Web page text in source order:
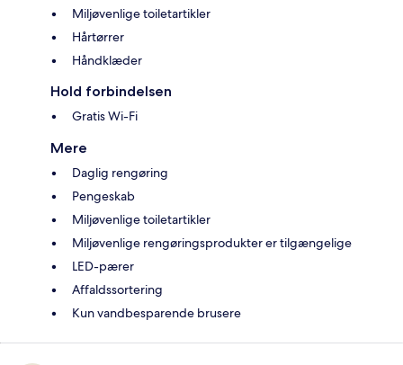
Miljøvenlige toiletartikler
Hårtørrer
Håndklæder
Hold forbindelsen
Gratis Wi-Fi
Mere
Daglig rengøring
Pengeskab
Miljøvenlige toiletartikler
Miljøvenlige rengøringsprodukter er tilgængelige
LED-pærer
Affaldssortering
Kun vandbesparende brusere